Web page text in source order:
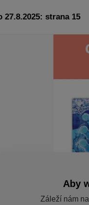
27.8.2025: strana 15
Aby
Záleží nám